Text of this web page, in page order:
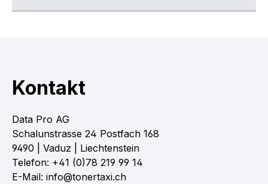
Kontakt
Data Pro AG
Schalunstrasse 24 Postfach 168
9490 | Vaduz | Liechtenstein
Telefon: +41 (0)78 219 99 14
E-Mail: info@tonertaxi.ch